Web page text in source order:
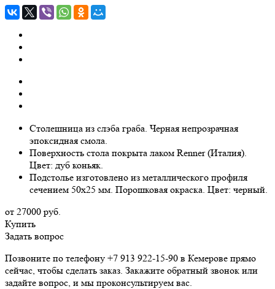
Столешница из слэба граба. Черная непрозрачная
эпоксидная смола.
Поверхность стола покрыта лаком Renner (Италия).
Цвет: дуб коньяк.
Подстолье изготовлено из металлического профиля
сечением 50х25 мм. Порошковая окраска. Цвет: черный.
от 27000 руб.
Купить
Задать вопрос
Позвоните по телефону +7 913 922-15-90 в Кемерове прямо
сейчас, чтобы сделать заказ. Закажите обратный звонок или
задайте вопрос, и мы проконсультируем вас.